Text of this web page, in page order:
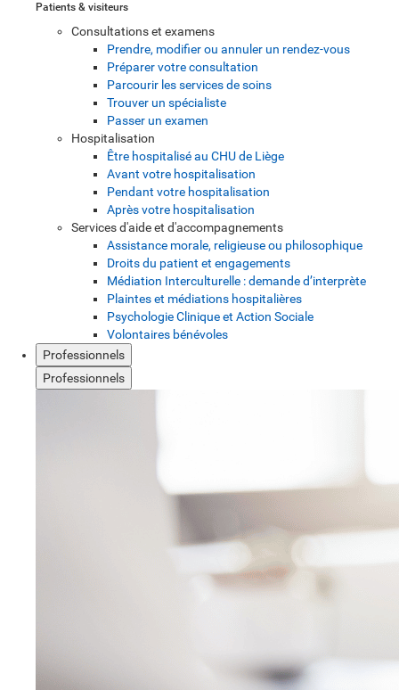
Patients & visiteurs
Consultations et examens
Prendre, modifier ou annuler un rendez-vous
Préparer votre consultation
Parcourir les services de soins
Trouver un spécialiste
Passer un examen
Hospitalisation
Être hospitalisé au CHU de Liège
Avant votre hospitalisation
Pendant votre hospitalisation
Après votre hospitalisation
Services d'aide et d'accompagnements
Assistance morale, religieuse ou philosophique
Droits du patient et engagements
Médiation Interculturelle : demande d’interprète
Plaintes et médiations hospitalières
Psychologie Clinique et Action Sociale
Volontaires bénévoles
Professionnels
Professionnels